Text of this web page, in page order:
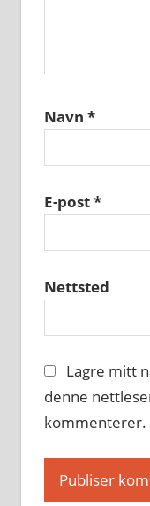
Navn *
E-post*
Nettsted
Lagre mitt
denne
kommenterer.